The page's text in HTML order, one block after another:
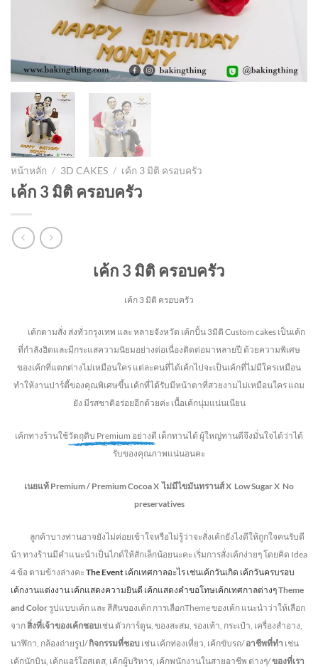
หน้าหลัก / 3D CAKES / เค้ก 3 มิติ ครอบครัว
เค้ก 3 มิติ ครอบครัว
เค้ก 3 มิติ ครอบครัว
เค้ก 3 มิติ ครอบครัว
เค้กตามสั่ง ส่งทั่วกรุงเทพ และ หลายจังหวัด เค้กปั้น 3มิติ Custom cakes เป็นเค้ก
ที่กำลังฮิตและมีกระแสความนิยมอย่างต่อเนื่องติดต่อมาหลายปี ด้วยความพิเศษ
ของเค้กที่แตกต่างไม่เหมือนใคร แต่ละคนที่ได้เค้กไปจะเป็นเค้กที่ไม่มีใครเหมือน
ทำให้งานปาร์ตี้ของคุณพิเศษขึ้น เค้กที่ได้รับมีหน้าตาที่สวยงามไม่เหมือนใคร แถม
ยัง มีรสชาติอร่อยอีกด้วยค่ะ เนื้อเค้กนุ่มแน่นเนียน
เค้กทางร้านใช้วัตถุดิบ Premium อย่างดี เด็กทานได้ ผู้ใหญ่ทานดีจึงมั่นใจได้ว่าได้
รับของคุณภาพแน่นอนคะ
เนยแท้ Premium / Premium CocoaX ไม่มีไขมันทรานส์X Low SugarX No
preservatives
ลูกค้าบางท่านอาจยังไม่ค่อยเข้าใจหรือไม่รู้ว่าจะสั่งเค้กยังไงดีให้ถูกใจคนรับดี
น้า ทางร้านมีคำแนะนำเป็นไกด์ให้สักเล็กน้อยนะคะ เริ่มการสั่งเค้กง่ายๆ โดยคิด Idea
4 ข้อ ตามข้างล่างคะ The Event เค้กเทศกาลอะไร เช่นเค้กวันเกิด เค้กวันครบรอบ
เค้กงานแต่งงาน เค้กแสดงความยินดี เค้กแสดงคำขอโทษเค้กเทศกาลต่างๆTheme
and Color รูปแบบเค้ก และ สีสันของเค้ก การเลือกTheme ของเค้ก แนะนำว่าให้เลือก
จากสิ่งที่เจ้าของเค้กชอบเช่น ตัวการ์ตูน, ของสะสม, รองเท้า, กระเป๋า, เครื่องสำอาง,
นาฬิกา, กล้องถ่ายรูป/กิจกรรมที่ชอบ เช่น เค้กท่องเที่ยว, เค้กขับรถ/อาชีพที่ทำ เช่น
เค้กนักบิน, เค้กแอร์โฮสเตส, เค้กผู้บริหาร, เค้กพนักงานในสายอาชีพ ต่างๆ/ของที่เรา